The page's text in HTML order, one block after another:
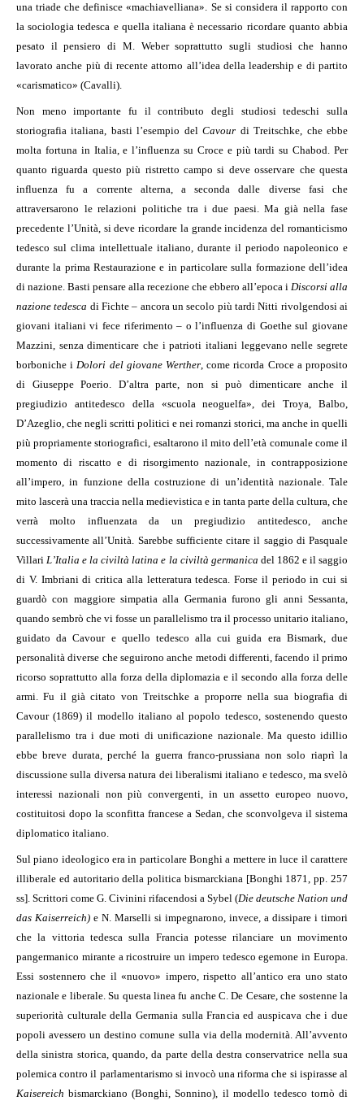
una triade che definisce «machiavelliana». Se si considera il rapporto con
la sociologia tedesca e quella italiana è necessario ricordare quanto abbia
pesato il pensiero di M. Weber soprattutto sugli studiosi che hanno
lavorato anche più di recente attorno all’idea della leadership e di partito
«carismatico» (Cavalli).
Non meno importante fu il contributo degli studiosi tedeschi sulla
storiografia italiana, basti l’esempio delCavour di Treitschke, che ebbe
molta fortuna in Italia, e l’influenza su Croce e più tardi su Chabod. Per
quanto riguarda questo più ristretto campo si deve osservare che questa
influenza fu a corrente alterna, a seconda dalle diverse fasi che
attraversarono le relazioni politiche tra i due paesi. Ma già nella fase
precedente l’Unità, si deve ricordare la grande incidenza del romanticismo
tedesco sul clima intellettuale italiano, durante il periodo napoleonico e
durante la prima Restaurazione e in particolare sulla formazione dell’idea
di nazione. Basti pensare alla recezione che ebbero all’epoca i Discorsi alla
nazione tedesca di Fichte – ancora un secolo più tardi Nitti rivolgendosi ai
giovani italiani vi fece riferimento – o l’influenza di Goethe sul giovane
Mazzini, senza dimenticare che i patrioti italiani leggevano nelle segrete
borboniche i Dolori del giovane Werther , come ricorda Croce a proposito
di Giuseppe Poerio. D’altra parte, non si può dimenticare anche il
pregiudizio antitedesco della «scuola neoguelfa», dei Troya, Balbo,
D’Azeglio, che negli scritti politici e nei romanzi storici, ma anche in quelli
più propriamente storiografici, esaltarono il mito dell’età comunale come il
momento di riscatto e di risorgimento nazionale, in contrapposizione
all’impero, in funzione della costruzione di un’identità nazionale. Tale
mito lascerà una traccia nella medievistica e in tanta parte della cultura, che
verrà molto influenzata da un pregiudizio antitedesco, anche
successivamente all’Unità. Sarebbe sufficiente citare il saggio di Pasquale
Villari L’Italia e la civiltà latina e la civiltà germanica del 1862 e il saggio
di V. Imbriani di critica alla letteratura tedesca. Forse il periodo in cui si
guardò con maggiore simpatia alla Germania furono gli anni Sessanta,
quando sembrò che vi fosse un parallelismo tra il processo unitario italiano,
guidato da Cavour e quello tedesco alla cui guida era Bismark, due
personalità diverse che seguirono anche metodi differenti, facendo il primo
ricorso soprattutto alla forza della diplomazia e il secondo alla forza delle
armi. Fu il già citato von Treitschke a proporre nella sua biografia di
Cavour (1869) il modello italiano al popolo tedesco, sostenendo questo
parallelismo tra i due moti di unificazione nazionale. Ma questo idillio
ebbe breve durata, perché la guerra franco-prussiana non solo riaprì la
discussione sulla diversa natura dei liberalismi italiano e tedesco, ma svelò
interessi nazionali non più convergenti, in un assetto europeo nuovo,
costituitosi dopo la sconfitta francese a Sedan, che sconvolgeva il sistema
diplomatico italiano.
Sul piano ideologico era in particolare Bonghi a mettere in luce il carattere
illiberale ed autoritario della politica bismarckiana [Bonghi 1871, pp. 257
ss]. Scrittori come G. Civinini rifacendosi a Sybel (Die deutsche Nation und
das Kaiserreich) e N. Marselli si impegnarono, invece, a dissipare i timori
che la vittoria tedesca sulla Francia potesse rilanciare un movimento
pangermanico mirante a ricostruire un impero tedesco egemone in Europa.
Essi sostennero che il «nuovo» impero, rispetto all’antico era uno stato
nazionale e liberale. Su questa linea fu anche C. De Cesare, che sostenne la
superiorità culturale della Germania sulla Francia ed auspicava che i due
popoli avessero un destino comune sulla via della modernità. All’avvento
della sinistra storica, quando, da parte della destra conservatrice nella sua
polemica contro il parlamentarismo si invocò una riforma che si ispirasse al
Kaisereichbismarckiano (Bonghi, Sonnino), il modello tedesco tornò di